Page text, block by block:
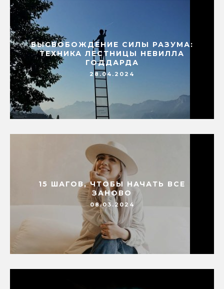
ВЫСВОБОЖДЕНИЕ СИЛЫ РАЗУМА:
ТЕХНИКА ЛЕСТНИЦЫ НЕВИЛЛА
ГОДДАРДА
28.04.2024
15 ШАГОВ, ЧТОБЫ НАЧАТЬ ВСЕ
ЗАНОВО
08.03.2024